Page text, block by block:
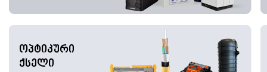
ოპტიკური
ქსელი